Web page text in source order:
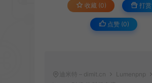
收藏 (0) 打赏
点赞 (0)
迪米特 – dimit.cn
Lumenpnp